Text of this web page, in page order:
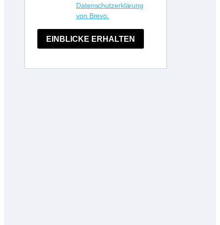
Datenschutzerklärung
von Brevo.
EINBLICKE ERHALTEN